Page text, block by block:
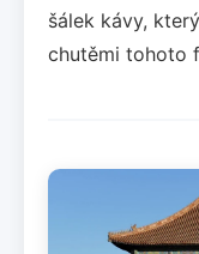
šálek kávy,
chutěmi tohoto